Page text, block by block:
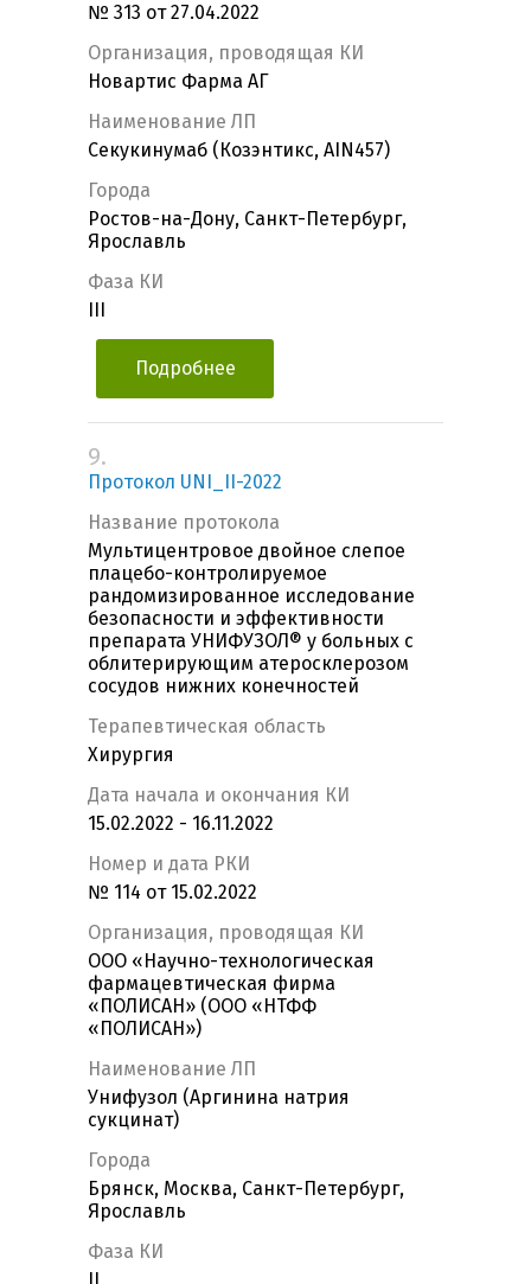
№ 313 от 27.04.2022
Организация, проводящая КИ
Новартис Фарма АГ
Наименование ЛП
Секукинумаб (Козэнтикс, AIN457)
Города
Ростов-на-Дону, Санкт-Петербург,
Ярославль
Фаза КИ
Подробнее
9.
Протокол UNI_II-2022
Название протокола
Мультицентровое двойное слепое
плацебо-контролируемое
рандомизированное исследование
безопасности и эффективности
препарата УНИФУЗОЛ® у больных с
облитерирующим атеросклерозом
сосудов нижних конечностей
Терапевтическая область
Хирургия
Дата начала и окончания КИ
15.02.2022 - 16.11.2022
Номер и дата РКИ
№ 114 от 15.02.2022
Организация, проводящая КИ
ООО «Научно-технологическая
фармацевтическая фирма
«ПОЛИСАН» (ООО «НТФФ
«ПОЛИСАН»)
Наименование ЛП
Унифузол (Аргинина натрия
сукцинат)
Города
Брянск, Москва, Санкт-Петербург,
Ярославль
Фаза КИ